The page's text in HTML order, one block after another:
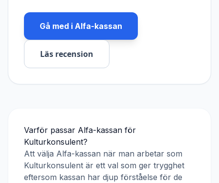
Gå med i Alfa-kassan
Läs recension
Varför passar Alfa-kassan för
Kulturkonsulent?
Att välja Alfa-kassan när man arbetar som
Kulturkonsulent är ett val som ger trygghet
eftersom kassan har djup förståelse för de